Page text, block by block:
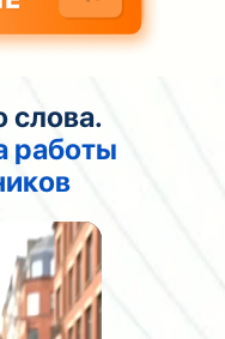
слова.
работы